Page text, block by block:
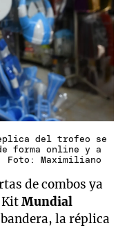
del trofeo se
forma online y a
Foto: Maximiliano
de combos ya
KitMundial
la réplica